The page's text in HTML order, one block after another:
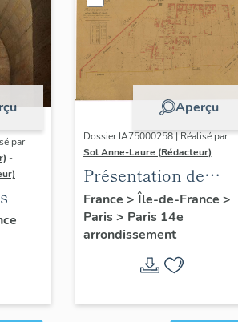
par
-
Aperçu
Dossier IA75000258 | Réalisé par
Sol Anne-Laure (Rédacteur)
Présentation de
l'étude du
patrimoine sur le
quartier du Petit-
Montrouge
France > Île-de-France >
Paris> Paris 14e
arrondissement